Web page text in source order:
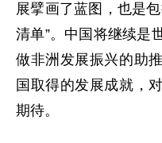
展擘画了蓝图，也是
清单”。中国将继续是
做非洲发展振兴的助
国取得的发展成就，
期待。